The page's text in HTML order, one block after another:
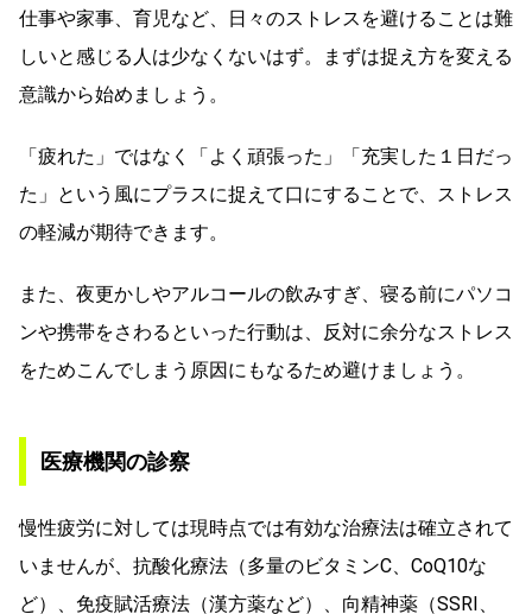
仕事や家事、育児など、日々のストレスを避けることは難
しいと感じる人は少なくないはず。まずは捉え方を変える
意識から始めましょう。
「疲れた」ではなく「よく頑張った」「充実した１日だっ
た」という風にプラスに捉えて口にすることで、ストレス
の軽減が期待できます。
また、夜更かしやアルコールの飲みすぎ、寝る前にパソコ
ンや携帯をさわるといった行動は、反対に余分なストレス
をためこんでしまう原因にもなるため避けましょう。
医療機関の診察
慢性疲労に対しては現時点では有効な治療法は確立されて
いませんが、抗酸化療法（多量のビタミンC、CoQ10な
ど）、免疫賦活療法（漢方薬など）、向精神薬（SSRI、